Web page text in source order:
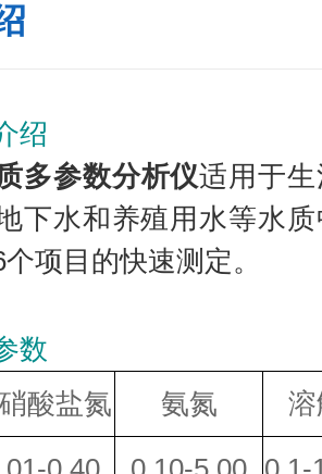
绍
多参数分析仪适用于
下水和养殖用水等水
项目的快速测定。
数
酸盐氮 氨氮